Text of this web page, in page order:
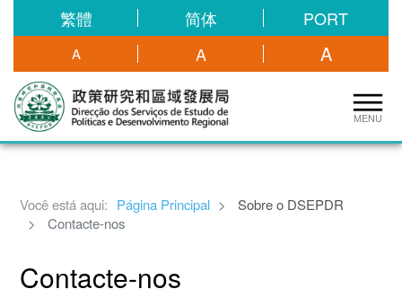
繁體 简体 PORT
A A A
MENU
Você está aqui: Página Principal
Sobre o DSEPDR
Contacte-nos
Contacte-nos